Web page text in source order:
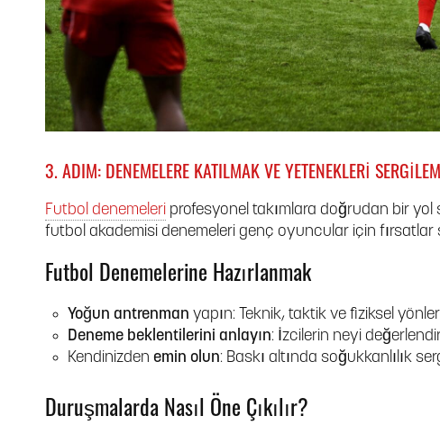
3. ADIM: DENEMELERE KATILMAK VE YETENEKLERI
Futbol denemeleri profesyonel takımlara doğrudan bir yol
futbol akademisi denemeleri genç oyuncular için fırsatlar
Futbol Denemelerine Hazırlanmak
Yoğun antrenman yapın: Teknik, taktik ve fiziksel
Deneme beklentilerini anlayın: İzcilerin neyi
Kendinizden emin olun: Baskı altında soğukkanlılık
Duruşmalarda Nasıl Öne Çıkılır?